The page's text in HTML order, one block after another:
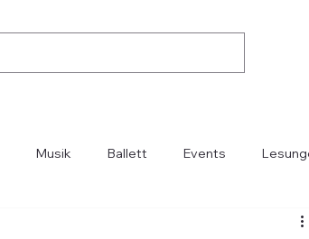
Musik Ballett Events